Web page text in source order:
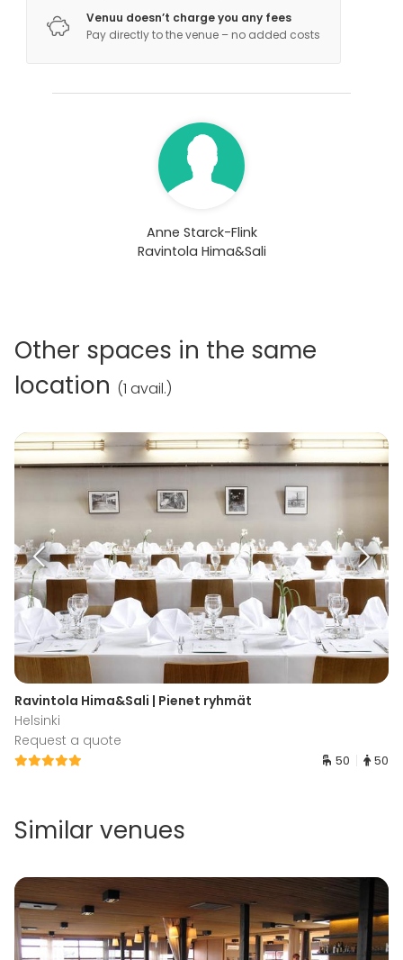
Venuu doesn’t charge you any fees
Pay directly to the venue – no added costs
Anne Starck-Flink
Ravintola Hima&Sali
Other spaces in the same
location (1 avail.)
Ravintola Hima&Sali | Pienet ryhmät
Helsinki
Request a quote
50 50
Similar venues